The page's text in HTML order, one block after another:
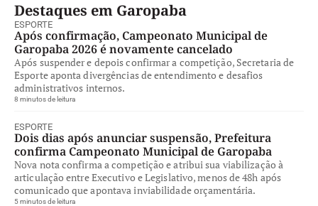
Destaques em Garopaba
ESPORTE
Após confirmação, Campeonato Municipal de
Garopaba 2026 é novamente cancelado
Após suspender e depois confirmar a competição, Secretaria de
Esporte aponta divergências de entendimento e desafios
administrativos internos.
8 minutos de leitura
ESPORTE
Dois dias após anunciar suspensão, Prefeitura
confirma Campeonato Municipal de Garopaba
Nova nota confirma a competição e atribui sua viabilização à
articulação entre Executivo e Legislativo, menos de 48h após
comunicado que apontava inviabilidade orçamentária.
5 minutos de leitura